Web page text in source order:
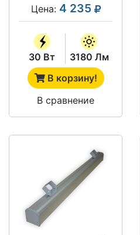
Цена: 4 235
30 Вт
3180 Лм
В корзину!
В сравнение